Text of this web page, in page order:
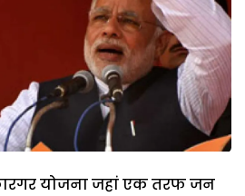
योजना जहां एक तरफ जन